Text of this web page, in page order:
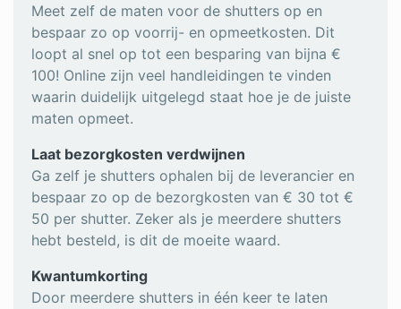
Meet zelf de maten voor de shutters op en
bespaar zo op voorrij- en opmeetkosten. Dit
loopt al snel op tot een besparing van bijna €
100! Online zijn veel handleidingen te vinden
waarin duidelijk uitgelegd staat hoe je de juiste
maten opmeet.
Laat bezorgkosten verdwijnen
Ga zelf je shutters ophalen bij de leverancier en
bespaar zo op de bezorgkosten van € 30 tot €
50 per shutter. Zeker als je meerdere shutters
hebt besteld, is dit de moeite waard.
Kwantumkorting
Door meerdere shutters in één keer te laten